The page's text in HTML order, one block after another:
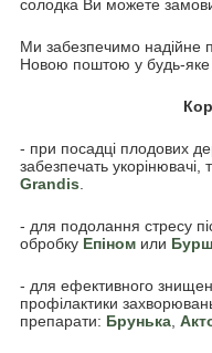
солодка Ви можете
Ми забезпечимо надійне
Новою поштою у будь-яке
- при посадці плодових
забезпечать укорінювачі,
Grandis
- для подолання стресу
обробку Епіном или
- для ефективного
профілактики
препарати: Брунька